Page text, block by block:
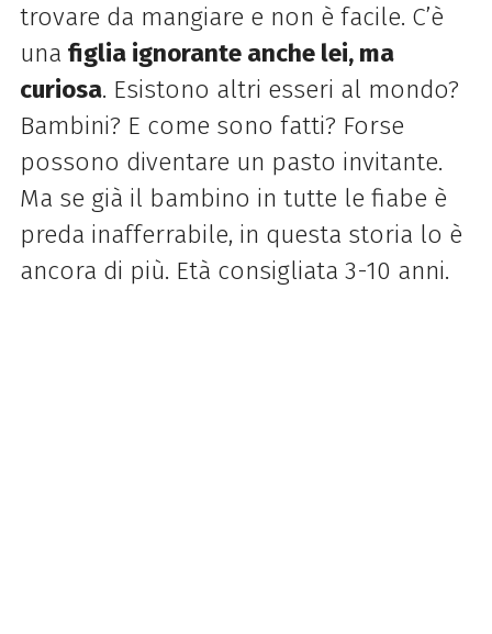
trovare da mangiare e non è facile. C’è
una figlia ignorante anche lei, ma
curiosa. Esistono altri esseri al mondo?
Bambini? E come sono fatti? Forse
possono diventare un pasto invitante.
Ma se già il bambino in tutte le fiabe è
preda inafferrabile, in questa storia lo è
ancora di più. Età consigliata 3-10 anni.